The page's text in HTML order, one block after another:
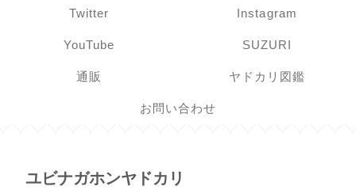
Twitter Instagram
YouTube SUZURI
通販 ヤドカリ図鑑
お問い合わせ
ユビナガホンヤドカリ